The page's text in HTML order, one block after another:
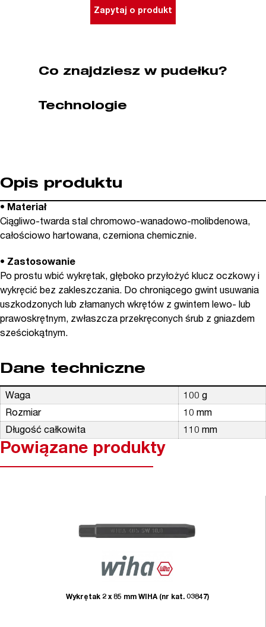
mm
Zapytaj o produkt
Co znajdziesz w pudełku?
Technologie
Opis produktu
• Materiał
Ciągliwo-twarda stal chromowo-wanadowo-molibdenowa,
całościowo hartowana, czerniona chemicznie.
• Zastosowanie
Po prostu wbić wykrętak, głęboko przyłożyć klucz oczkowy i
wykręcić bez zakleszczania. Do chroniącego gwint usuwania
uszkodzonych lub złamanych wkrętów z gwintem lewo- lub
prawoskrętnym, zwłaszcza przekręconych śrub z gniazdem
sześciokątnym.
Dane techniczne
Waga
100 g
Rozmiar
10 mm
Długość całkowita
110 mm
Powiązane produkty
Wykrętak 2 x 85 mm WIHA (nr kat. 03847)